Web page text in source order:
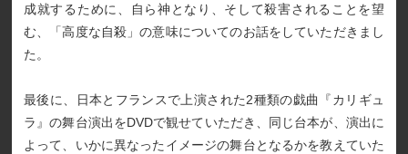
成就するために、自ら神となり、そして殺害されることを望
む、「高度な自殺」の意味についてのお話をしていただきまし
た。
最後に、日本とフランスで上演された2種類の戯曲『カリギュ
ラ』の舞台演出をDVDで観せていただき、同じ台本が、演出に
よって、いかに異なったイメージの舞台となるかを教えていた